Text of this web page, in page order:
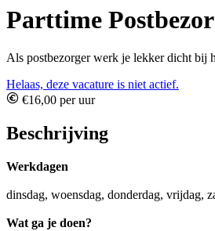
Parttime
Als postbezorger werk je lekker dicht bij
Helaas, deze vacature is niet actief.
€16,00 per uur
Beschrijving
Werkdagen
dinsdag, woensdag, donderdag, vrijdag,
Wat ga je doen?